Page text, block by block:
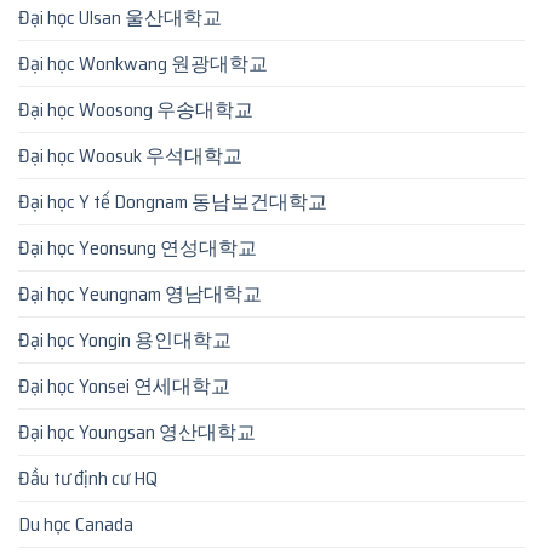
Đại học Ulsan 울산대학교
Đại học Wonkwang 원광대학교
Đại học Woosong 우송대학교
Đại học Woosuk 우석대학교
Đại học Y tế Dongnam 동남보건대학교
Đại học Yeonsung 연성대학교
Đại học Yeungnam 영남대학교
Đại học Yongin 용인대학교
Đại học Yonsei 연세대학교
Đại học Youngsan 영산대학교
Đầu tư định cư HQ
Du học Canada